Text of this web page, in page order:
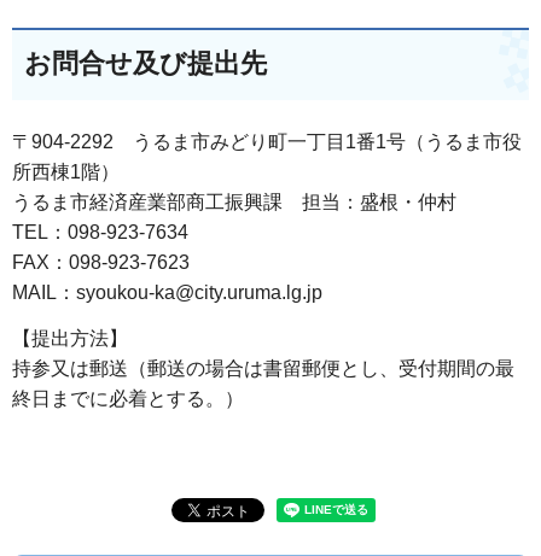
お問合せ及び提出先
〒904-2292 うるま市みどり町一丁目1番1号（うるま市役
所西棟1階）
うるま市経済産業部商工振興課 担当：盛根・仲村
TEL：098-923-7634
FAX：098-923-7623
MAIL：syoukou-ka@city.uruma.lg.jp
【提出方法】
持参又は郵送（郵送の場合は書留郵便とし、受付期間の最
終日までに必着とする。）